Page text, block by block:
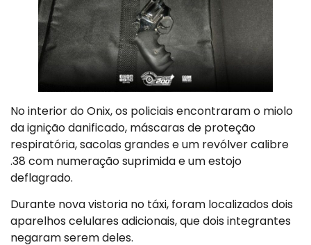
No interior do Onix, os policiais encontraram o miolo
da ignição danificado, máscaras de proteção
respiratória, sacolas grandes e um revólver calibre
.38 com numeração suprimida e um estojo
deflagrado.
Durante nova vistoria no táxi, foram localizados dois
aparelhos celulares adicionais, que dois integrantes
negaram serem deles.